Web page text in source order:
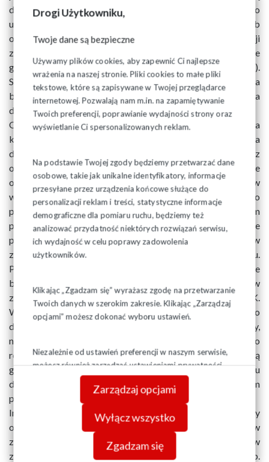
Drogi Użytkowniku,
Twoje dane są bezpieczne
Używamy plików cookies, aby zapewnić Ci najlepsze
wrażenia na naszej stronie. Pliki cookies to małe pliki
tekstowe, które są zapisywane w Twojej przeglądarce
internetowej. Pozwalają nam m.in. na zapamiętywanie
Twoich preferencji, poprawianie wydajności strony oraz
wyświetlanie Ci spersonalizowanych reklam.
Na podstawie Twojej zgody będziemy przetwarzać dane
osobowe, takie jak unikalne identyfikatory, informacje
przesyłane przez urządzenia końcowe służące do
personalizacji reklam i treści, statystyczne informacje
demograficzne dla pomiaru ruchu, będziemy też
analizować przydatność niektórych rozwiązań serwisu,
ich wydajność w celu poprawy zadowolenia
użytkowników.
Klikając „Zgadzam się” wyrażasz zgodę na przetwarzanie
Twoich danych w szerokim zakresie. Klikając „Zarządzaj
opcjami” możesz dokonać wyboru ustawień.
Niezależnie od ustawień preferencji w naszym serwisie,
możesz również zarządzać ustawieniami prywatności
swojej przeglądarki. Więcej informacji o przetwarzaniu
danych znajdziesz wPolityce prywatności.
Zarządzaj opcjami
Wyłącz wszystko
Zgadzam się
danych lub zgłaszaniu nieprawdziwych danych albo
udzielaniu w tych sprawach nieprawdziwych wyjaśnień lub
odmawianiu ich udzielenia, nieprowadzeniu dokumentacji
związanej z obliczaniem wpłat do PPK (za wykroczenia te
grozi kara grzywny w wysokości od 1000 zł do 1 000 000 zł).
Sprawcą wskazanych wyżej wykroczeń może być osoba
będąca podmiotem zatrudniającym albo osoba obowiązana
do działania w imieniu podmiotu zatrudniającego.
Od 4 czerwca br. Państwowa Inspekcja Pracy uzyskała
kompetencję do ścigania wykroczeń w zakresie nakłaniania
do rezygnacji z PPK. Choć nakłanianie do rezygnacji z
oszczędzania w PPK było już wcześniej wskazane w ustawie
o PPK jako wykroczenie zagrożone karą grzywny w
wysokości do 1,5% funduszu wynagrodzeń u danego
podmiotu zatrudniającego w roku obrotowym
poprzedzającym popełnienie czynu zabronionego, to PIP nie
posiadała uprawnień do kontrolowania podmiotów
zatrudniających w zakresie przestrzegania tego zakazu.
Powierzenie PIP tego zadania pozwoli jej na prowadzenie
bardziej kompleksowych kontroli podmiotów
zatrudniających w zakresie przestrzegania ustawy o PPK.
Ważne: Podmiot zatrudniający albo osoba upoważniona do
działania w jego imieniu lub działająca z jego inicjatywy,
nakłaniająca osobę zatrudnioną lub uczestnika PPK do
rezygnacji z oszczędzania w PPK, może zostać ukarana karą
grzywny w wysokości do 1,5% funduszu wynagrodzeń u
danego podmiotu zatrudniającego w roku obrotowym
poprzedzającym popełnienie czynu zabronionego.
Inną kompetencją, jaką uzyskała Państwowa Inspekcja Pracy
od 4 czerwca br., jest możliwość prowadzenia kontroli – w
zakresie przestrzegania ustawy o PPK – podmiotów
zatrudniających, które nie są pracodawcami (np.